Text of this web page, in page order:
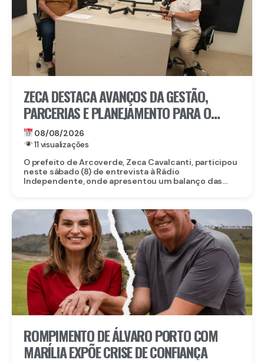
ZECA DESTACA AVANÇOS DA GESTÃO,
PARCERIAS E PLANEJAMENTO PARA O
FUTURO DE ARCOVERDE
08/08/2026
11 visualizações
O prefeito de Arcoverde, Zeca Cavalcanti, participou
neste sábado (8) de entrevista à Rádio
Independente, onde apresentou um balanço das...
ROMPIMENTO DE ÁLVARO PORTO COM
MARÍLIA EXPÕE CRISE DE CONFIANÇA